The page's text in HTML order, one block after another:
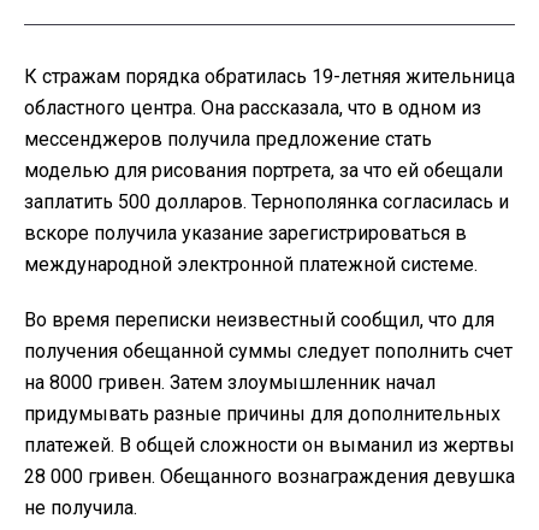
К стражам порядка обратилась 19-летняя жительница
областного центра. Она рассказала, что в одном из
мессенджеров получила предложение стать
моделью для рисования портрета, за что ей обещали
заплатить 500 долларов. Тернополянка согласилась и
вскоре получила указание зарегистрироваться в
международной электронной платежной системе.
Во время переписки неизвестный сообщил, что для
получения обещанной суммы следует пополнить счет
на 8000 гривен. Затем злоумышленник начал
придумывать разные причины для дополнительных
платежей. В общей сложности он выманил из жертвы
28 000 гривен. Обещанного вознаграждения девушка
не получила.